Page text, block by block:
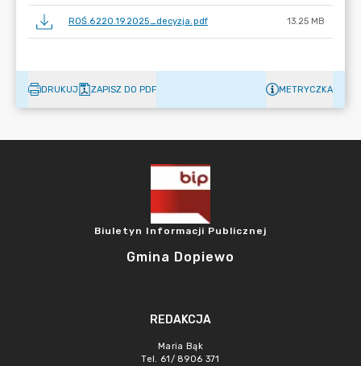
ROŚ.6220.19.2025_decyzja.pdf 13.25 MB
DRUKUJ ZAPISZ DO PDF METRYCZKA
Biuletyn Informacji Publicznej
Gmina Dopiewo
REDAKCJA
Maria Bąk
Tel. 61/ 8906 371